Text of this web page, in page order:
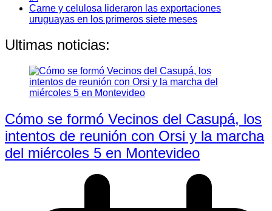
Carne y celulosa lideraron las exportaciones
uruguayas en los primeros siete meses
Ultimas noticias:
Cómo se formó Vecinos del Casupá, los
intentos de reunión con Orsi y la marcha
del miércoles 5 en Montevideo